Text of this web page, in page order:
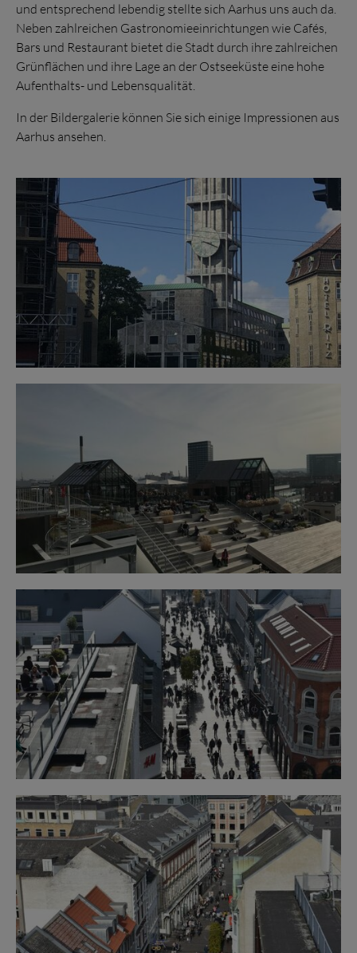
und entsprechend lebendig stellte sich Aarhus uns auch da.
Neben zahlreichen Gastronomieeinrichtungen wie Cafés,
Bars und Restaurant bietet die Stadt durch ihre zahlreichen
Grünflächen und ihre Lage an der Ostseeküste eine hohe
Aufenthalts- und Lebensqualität.
In der Bildergalerie können Sie sich einige Impressionen aus
Aarhus ansehen.